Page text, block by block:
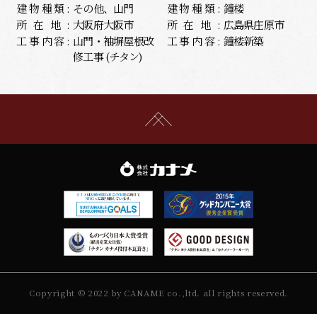
建物種類: その他、山門
所在地: 大阪府大阪市
工事内容: 山門・袖塀屋根改
修工事 (チタン)
建物種類: 鐘楼
所在地: 広島県庄原市
工事内容: 鐘楼新築
Copyright © 2022 by CANAME co.,ltd. all rights reserved.